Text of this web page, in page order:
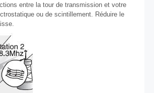
entre la tour de transmission et votre
ou de scintillement. Réduire le